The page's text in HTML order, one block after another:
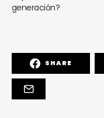
generación?
SHARE